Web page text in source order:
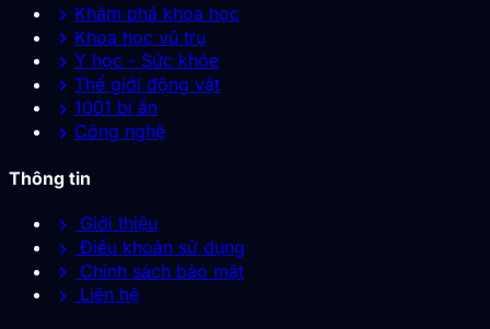
chevron_right Khám phá khoa học
chevron_right Khoa học vũ trụ
chevron_right Y học - Sức khỏe
chevron_right Thế giới động vật
chevron_right 1001 bí ẩn
chevron_right Công nghệ
Thông tin
chevron_right Giới thiệu
chevron_right Điều khoản sử dụng
chevron_right Chính sách bảo mật
chevron_right Liên hệ